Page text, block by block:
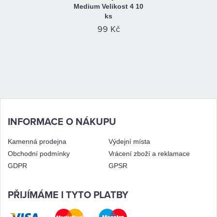
Medium Velikost 4 10
ks
99 Kč
INFORMACE O NÁKUPU
Kamenná prodejna
Výdejní místa
Obchodní podmínky
Vrácení zboží a reklamace
GDPR
GPSR
PŘIJÍMÁME I TYTO PLATBY